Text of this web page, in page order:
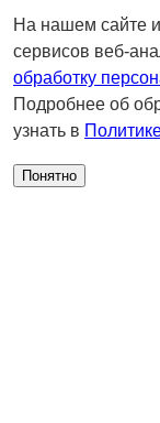
На нашем сайте
сервисов веб-
обработку
Подробнее об
узнать в
Понятно